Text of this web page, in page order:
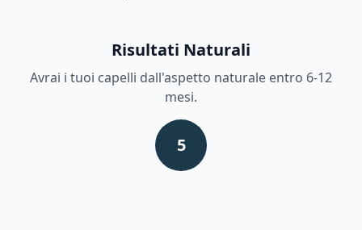
Risultati Naturali
Avrai i tuoi capelli dall'aspetto naturale entro 6-12
mesi.
5